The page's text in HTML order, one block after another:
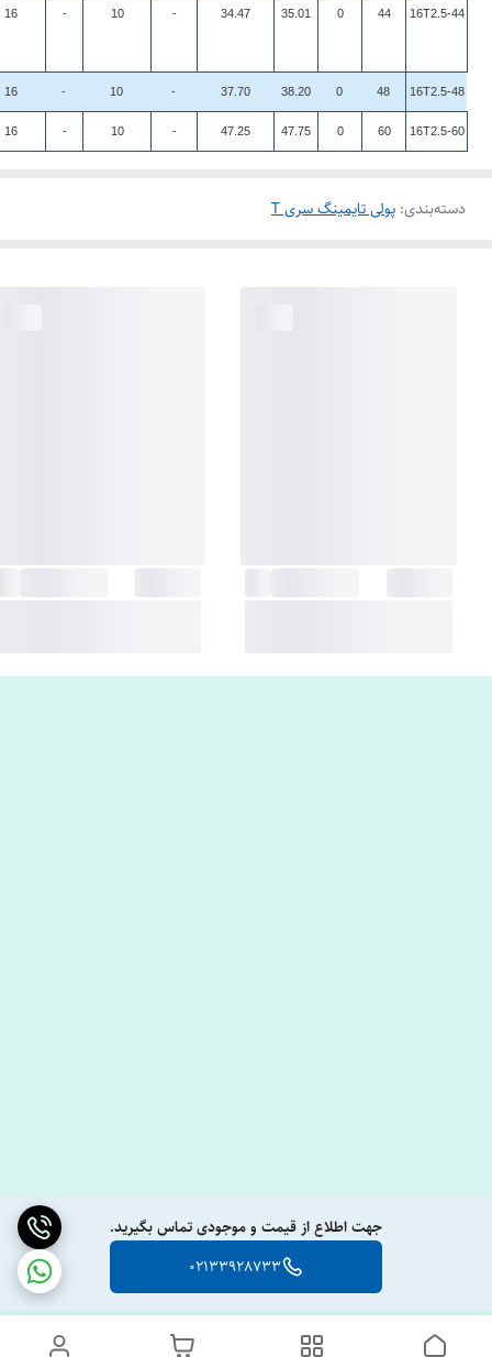
جهت اطلاع از قیمت و موجودی تماس بگیرید.
02133928733
16T2.5-44
44
0
35.01
34.47
-
10
-
16
16T2.5-48
48
0
38.20
37.70
-
10
-
16
16T2.5-60
60
0
47.75
47.25
-
10
-
16
دسته‌بندی: پولی تایمینگ سری T